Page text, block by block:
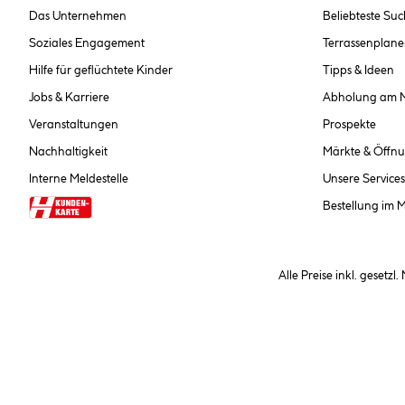
Das Unternehmen
Soziales Engagement
Hilfe für geflüchtete Kinder
Jobs & Karriere
Veranstaltungen
Nachhaltigkeit
Interne Meldestelle
Beliebteste
Tipps & Ideen
Abholung am
Prospekte
Märkte &
Unsere Services
Bestellung im
Alle Preise inkl. gesetzl.